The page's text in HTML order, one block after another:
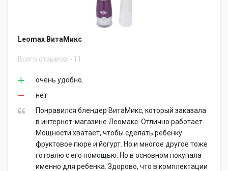
Leomax ВитаМикс
Всего отзывов 11
очень удобно.
нет
Понравился блендер ВитаМикс, который заказала
в интернет-магазине Леомакс. Отлично работает.
Мощности хватает, чтобы сделать ребенку
фруктовое пюре и йогурт. Но и многое другое тоже
готовлю с его помощью. Но в основном покупала
именно для ребенка. Здорово, что в комплектации